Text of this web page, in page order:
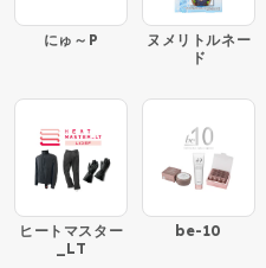
にゅ～P
ヌメリトルネー
ド
ヒートマスター
_LT
be-10